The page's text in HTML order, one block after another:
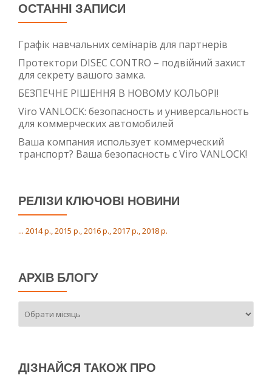
ОСТАННІ ЗАПИСИ
Графік навчальних семінарів для партнерів
Протектори DISEC CONTRO – подвійний захист
для секрету вашого замка.
БЕЗПЕЧНЕ РІШЕННЯ В НОВОМУ КОЛЬОРІ!
Viro VANLOCK: безопасность и универсальность
для коммерческих автомобилей
Ваша компания использует коммерческий
транспорт? Ваша безопасность с Viro VANLOCK!
РЕЛІЗИ КЛЮЧОВІ НОВИНИ
... 2014 р., 2015 р., 2016 р., 2017 р., 2018 р.
АРХІВ БЛОГУ
блогу
ДІЗНАЙСЯ ТАКОЖ ПРО